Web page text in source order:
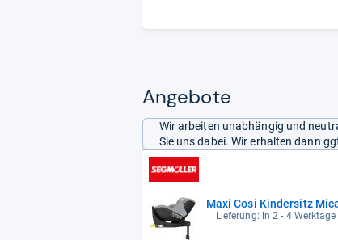
Angebote
Wir arbeiten unabhängig und
Sie uns dabei. Wir erhalten dann
Maxi Cosi Kindersitz
Lieferung: in 2 - 4 Werktage